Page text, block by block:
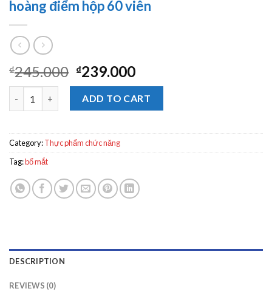
hoàng điểm hộp 60 viên
₫245.000 ₫239.000
ADD TO CART
Category:Thực phẩm chức năng
Tag:bổ mắt
DESCRIPTION
REVIEWS (0)